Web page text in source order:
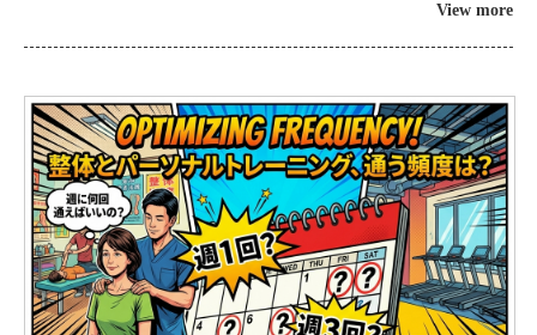
View more